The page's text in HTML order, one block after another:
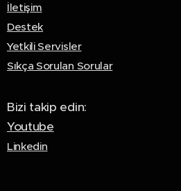
İletişim
Destek
Yetkili Servisler
Sıkça Sorulan Sorular
Bizi takip edin:
Youtube
Linkedin